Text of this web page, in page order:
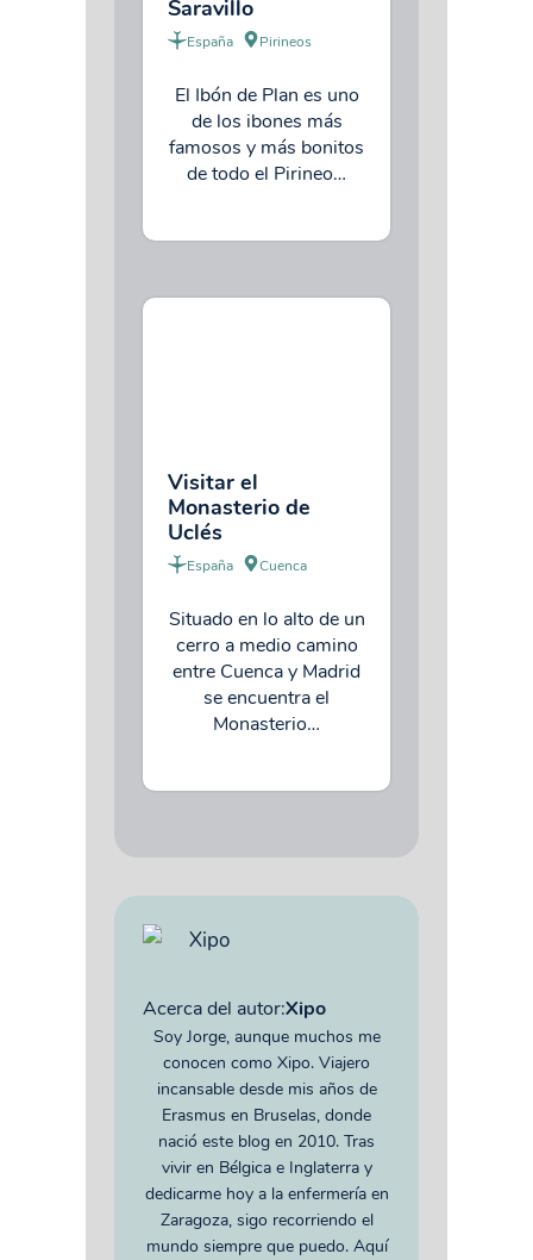
Saravillo
España Pirineos
El Ibón de Plan es uno
de los ibones más
famosos y más bonitos
de todo el Pirineo…
Visitar el
Monasterio de
Uclés
España Cuenca
Situado en lo alto de un
cerro a medio camino
entre Cuenca y Madrid
se encuentra el
Monasterio…
Acerca del autor:Xipo
Soy Jorge, aunque muchos me
conocen como Xipo. Viajero
incansable desde mis años de
Erasmus en Bruselas, donde
nació este blog en 2010. Tras
vivir en Bélgica e Inglaterra y
dedicarme hoy a la enfermería en
Zaragoza, sigo recorriendo el
mundo siempre que puedo. Aquí